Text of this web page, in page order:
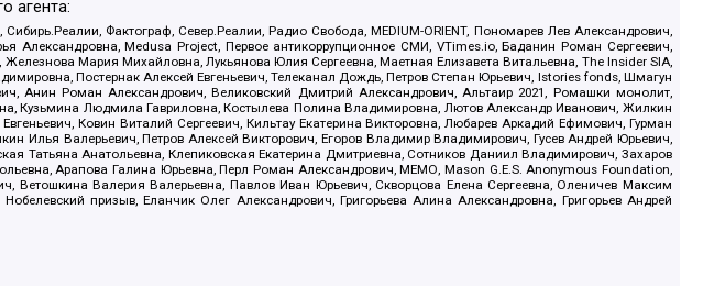
агента:
Фактограф, Север.Реалии, Радио Свобода, MEDIUM-ORIENT, Пономарев Лев Александрович,
Medusa Project, Первое антикоррупционное СМИ, VTimes.io, Баданин Роман Сергеевич,
Мария Михайловна, Лукьянова Юлия Сергеевна, Маетная Елизавета Витальевна, The Insider SIA,
Постернак Алексей Евгеньевич, Телеканал Дождь, Петров Степан Юрьевич, Istories fonds, Шмагун
Анин Роман Александрович, Великовский Дмитрий Александрович, Альтаир 2021, Ромашки монолит,
Кузьмина Людмила Гавриловна, Костылева Полина Владимировна, Лютов Александр Иванович, Жилкин
Ковин Виталий Сергеевич, Кильтау Екатерина Викторовна, Любарев Аркадий Ефимович, Гурман
Илья Валерьевич, Петров Алексей Викторович, Егоров Владимир Владимирович, Гусев Андрей Юрьевич,
Анатольевна, Клепиковская Екатерина Дмитриевна, Сотников Даниил Владимирович, Захаров
Арапова Галина Юрьевна, Перл Роман Александрович, МЕМО, Mason G.E.S. Anonymous Foundation,
Валерия Валерьевна, Павлов Иван Юрьевич, Скворцова Елена Сергеевна, Оленичев Максим
призыв, Еланчик Олег Александрович, Григорьева Алина Александровна, Григорьев Андрей